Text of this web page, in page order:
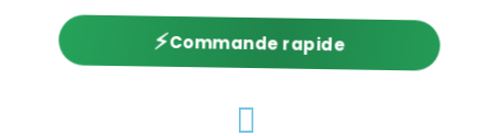
⚡Commande rapide